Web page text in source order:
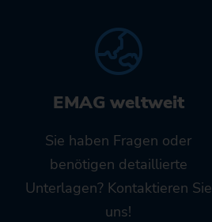
EMAG weltweit
Sie haben Fragen oder
benötigen detaillierte
Unterlagen? Kontaktieren Sie
uns!